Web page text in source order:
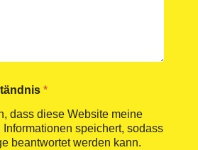
*
dass diese Website meine
Informationen speichert, sodass
beantwortet werden kann.